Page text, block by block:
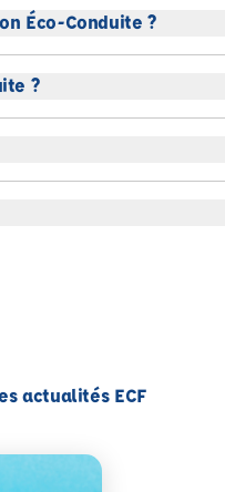
Éco-Conduite ?
?
actualités ECF